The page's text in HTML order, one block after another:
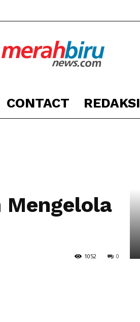
Berita
CONTACT REDAKSI
Mengelola
0
1052